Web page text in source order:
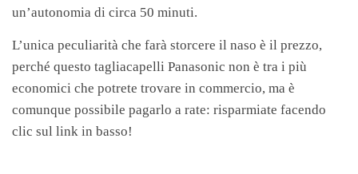
un’autonomia di circa 50 minuti.
L’unica peculiarità che farà storcere il naso è il prezzo,
perché questo tagliacapelli Panasonic non è tra i più
economici che potrete trovare in commercio, ma è
comunque possibile pagarlo a rate: risparmiate facendo
clic sul link in basso!